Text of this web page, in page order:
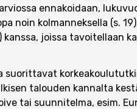
ennakoidaan,
noin kolmanneksella (s.
joissa tavoitellaan
suorittavat
talouden kannalta
tai suunnitelma, esim.